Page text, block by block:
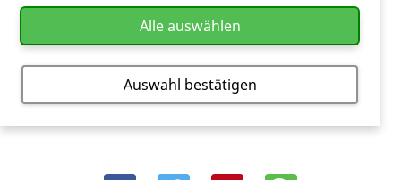
(volle Penetranz).
Zurück
Alle auswählen
Auswahl bestätigen